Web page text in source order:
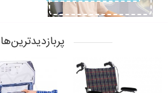
پربازدیدترین‌ها